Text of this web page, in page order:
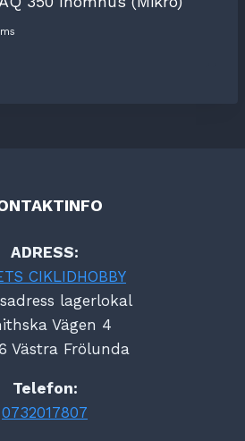
ADRESS:
CIKLIDHOBBY
lagerlokal
Vägen 4
Västra Frölunda
Telefon:
0732017807